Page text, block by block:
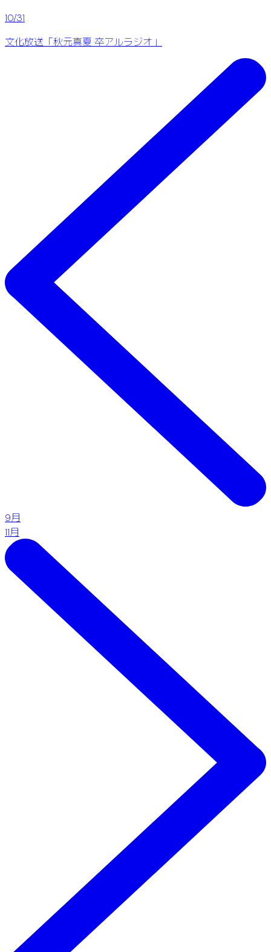
10/31
文化放送「秋元真夏 卒アルラジオ」
9月
11月